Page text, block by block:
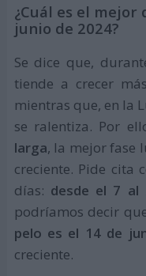
¿Cuál es el
junio de 2024?
Se dice que,
tiende a crecer
mientras que, en la
se ralentiza. Por
larga, la mejor fase
creciente. Pide cita
días: desde el 7 al
podríamos decir
pelo es el 14 de
creciente.